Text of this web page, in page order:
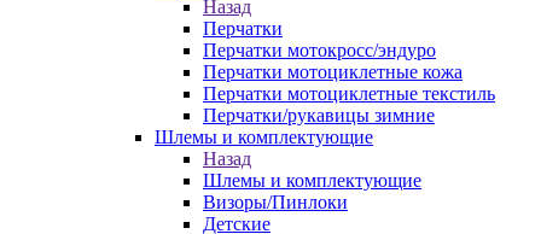
Назад
Перчатки
Перчатки мотокросс/эндуро
Перчатки мотоциклетные кожа
Перчатки мотоциклетные текстиль
Перчатки/рукавицы зимние
Шлемы и комплектующие
Назад
Шлемы и комплектующие
Визоры/Пинлоки
Детские